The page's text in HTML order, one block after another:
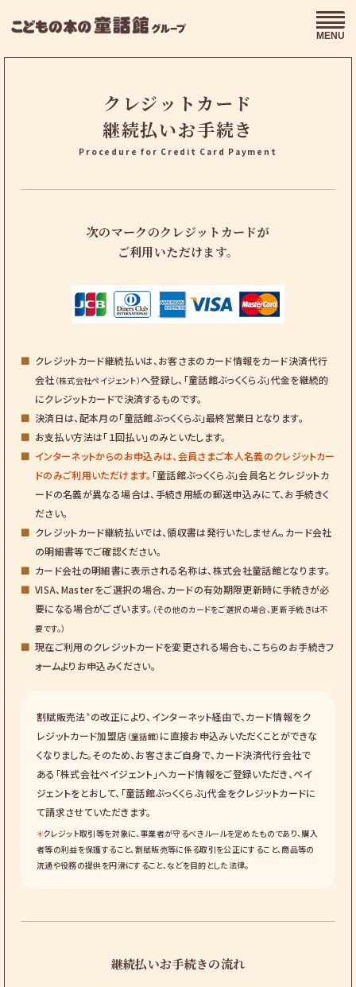
MENU
クレジットカード
継続払いお手続き
Procedure for Credit Card Payment
次のマークのクレジットカードが
ご利用いただけます。
クレジットカード継続払いは、お客さまのカード情報をカード決済代行
会社 （株式会社ペイジェント）へ登録し、「童話館ぶっくくらぶ」代金を継続的
にクレジットカードで決済するものです。
決済日は、配本月の「童話館ぶっくくらぶ」最終営業日となります。
お支払い方法は「１回払い」のみといたします。
インターネットからのお申込みは、会員さまご本人名義のクレジットカー
ドのみご利用いただけます。 「童話館ぶっくくらぶ」会員名とクレジットカ
ードの名義が異なる場合は、手続き用紙の郵送申込みにて、お手続きく
ださい。
クレジットカード継続払いでは、領収書は発行いたしません。カード会社
の明細書等でご確認ください。
カード会社の明細書に表示される名称は、株式会社童話館となります。
VISA、Masterをご選択の場合、カードの有効期限更新時に手続きが必
要になる場合がございます。 （その他のカードをご選択の場合、更新手続きは不
要です。）
現在ご利用のクレジットカードを変更される場合も、こちらのお手続きフ
ォームよりお申込みください。
割賦販売法*の改正により、インターネット経由で、カード情報をク
レジットカード加盟店 （童話館） に直接お申込みいただくことができな
くなりました。そのため、お客さまご自身で、カード決済代行会社で
ある「株式会社ペイジェント」へカード情報をご登録いただき、ペイ
ジェントをとおして、「童話館ぶっくくらぶ」代金をクレジットカードに
て請求させていただきます。
＊クレジット取引等を対象に、事業者が守るべきルールを定めたものであり、購入
者等の利益を保護すること、割賦販売等に係る取引を公正にすること、商品等の
流通や役務の提供を円滑にすること、などを目的とした法律。
継続払いお手続きの流れ